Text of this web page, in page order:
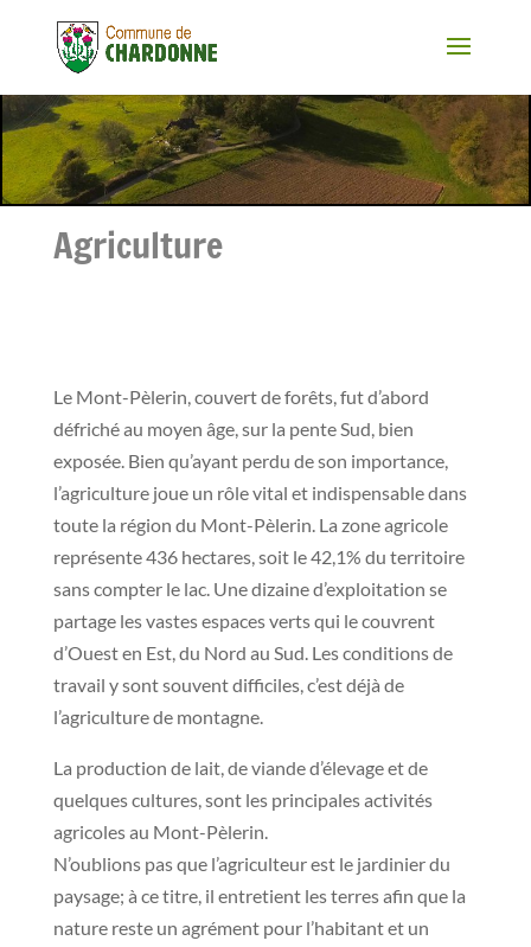
Agriculture
Le Mont-Pèlerin, couvert de forêts, fut d’abord
défriché au moyen âge, sur la pente Sud, bien
exposée. Bien qu’ayant perdu de son importance,
l’agriculture joue un rôle vital et indispensable dans
toute la région du Mont-Pèlerin. La zone agricole
représente 436 hectares, soit le 42,1% du territoire
sans compter le lac. Une dizaine d’exploitation se
partage les vastes espaces verts qui le couvrent
d’Ouest en Est, du Nord au Sud. Les conditions de
travail y sont souvent difficiles, c’est déjà de
l’agriculture de montagne.
La production de lait, de viande d’élevage et de
quelques cultures, sont les principales activités
agricoles au Mont-Pèlerin.
N’oublions pas que l’agriculteur est le jardinier du
paysage; à ce titre, il entretient les terres afin que la
nature reste un agrément pour l’habitant et un